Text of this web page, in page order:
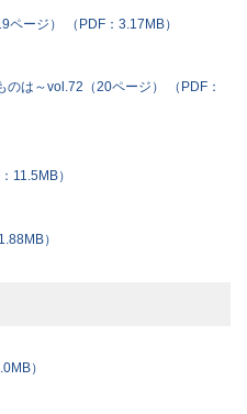
ージ） （PDF：3.17MB）
は～vol.72（20ページ） （PDF：
11.5MB）
）
）